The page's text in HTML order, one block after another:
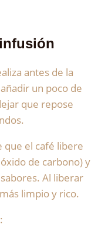
antes de la
un poco de
que repose
que el café libere
de carbono) y
Al liberar
limpio y rico.
: